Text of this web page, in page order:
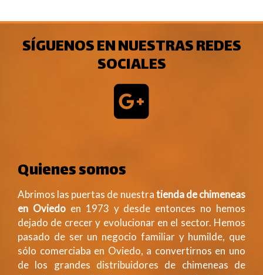
SÍGUENOS EN NUESTRAS REDES
SOCIALES
Quienes somos
Abrimos las puertas de nuestratienda de chimeneas
en Oviedoen 1973 y desde entonces no hemos
dejado de crecer y evolucionar en el sector. Hemos
pasado de ser un negocio familiar y humilde, que
sólo comerciaba en Oviedo, a convertirnos en uno
de los grandes distribuidores de chimeneas de